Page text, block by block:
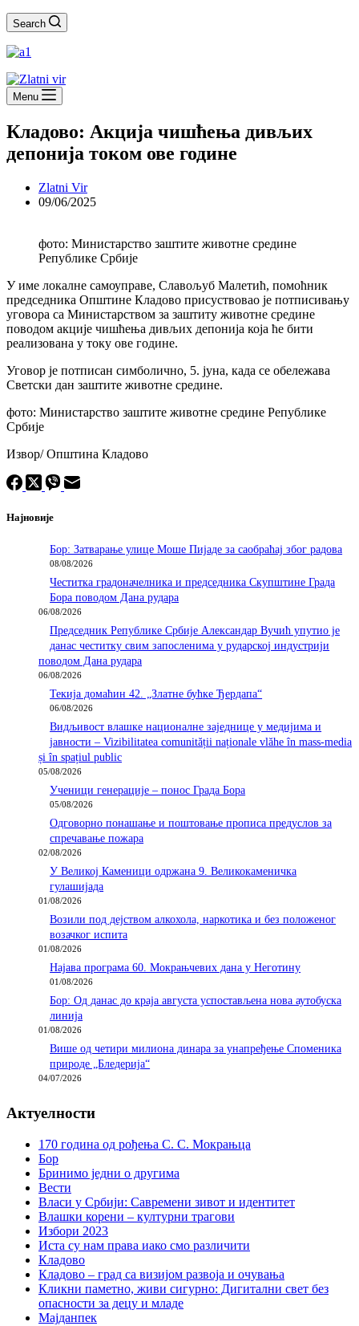
Search
Menu
Кладово: Акција чишћења дивљих
депонија током ове године
Zlatni Vir
09/06/2025
фото: Министарство заштите животне средине
Републике Србије
У име локалне самоуправе, Славољуб Малетић, помоћник
председника Општине Кладово присуствовао је потписивању
уговора са Министарством за заштиту животне средине
поводом акције чишћења дивљих депонија која ће бити
реализована у току ове године.
Уговор је потписан симболично, 5. јуна, када се обележава
Светски дан заштите животне средине.
фото: Министарство заштите животне средине Републике
Србије
Извор/ Општина Кладово
Најновије
Бор: Затварање улице Моше Пијаде за саобраћај због радова
08/08/2026
Честитка градоначелника и председника Скупштине Града
Бора поводом Дана рудара
06/08/2026
Председник Републике Србије Александар Вучић упутио је
данас честитку свим запосленима у рударској индустрији
поводом Дана рудара
06/08/2026
Текија домаћин 42. „Златне бућке Ђердапа“
06/08/2026
Видљивост влашке националне заједнице у медијима и
јавности – Vizibilitatea comunității naționale vlăhe în mass-media
și în spațiul public
05/08/2026
Ученици генерације – понос Града Бора
05/08/2026
Одговорно понашање и поштовање прописа предуслов за
спречавање пожара
02/08/2026
У Великој Каменици одржана 9. Великокаменичка
гулашијада
01/08/2026
Возили под дејством алкохола, наркотика и без положеног
возачког испита
01/08/2026
Најава програма 60. Мокрањчевих дана у Неготину
01/08/2026
Бор: Од данас до краја августа успостављена нова аутобуска
линија
01/08/2026
Више од четири милиона динара за унапређење Споменика
природе „Бледерија“
04/07/2026
Актуелности
170 година од рођења С. С. Мокрањца
Бор
Бринимо једни о другима
Вести
Власи у Србији: Савремени зивот и идентитет
Влашки корени – културни трагови
Избори 2023
Иста су нам права иако смо различити
Кладово
Кладово – град са визијом развоја и очувања
Кликни паметно, живи сигурно: Дигитални свет без
опасности за децу и младе
Мајданпек